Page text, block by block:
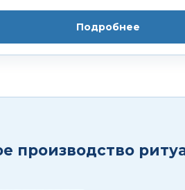
Подробнее
производство